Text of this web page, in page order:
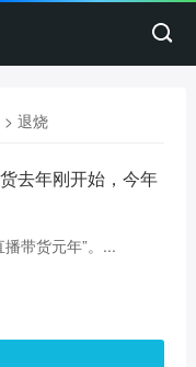
退烧
去年刚开始，今年
带货元年”。...